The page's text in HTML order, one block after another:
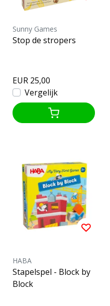
Sunny Games
Stop de stropers
EUR 25,00
Vergelijk
HABA
Stapelspel - Block by
Block